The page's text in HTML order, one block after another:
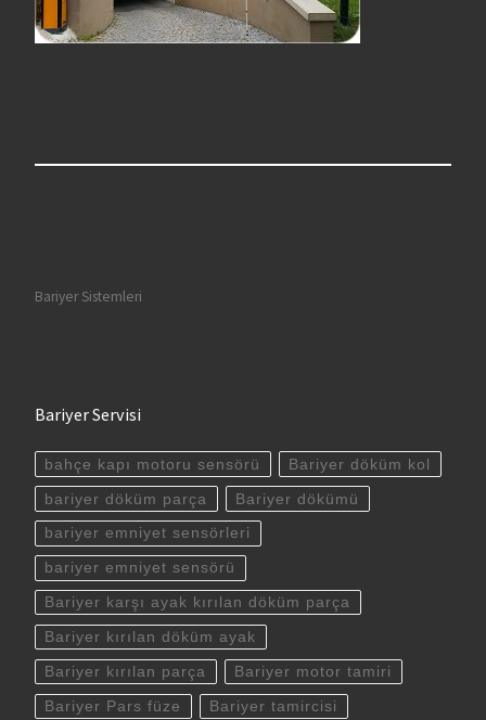
Bariyer Sistemleri
Bariyer Servisi
bahçe kapı motoru sensörü Bariyer döküm kol
bariyer döküm parça Bariyer dökümü
bariyer emniyet sensörleri
bariyer emniyet sensörü
Bariyer karşı ayak kırılan döküm parça
Bariyer kırılan döküm ayak
Bariyer kırılan parça Bariyer motor tamiri
Bariyer Pars füze Bariyer tamircisi